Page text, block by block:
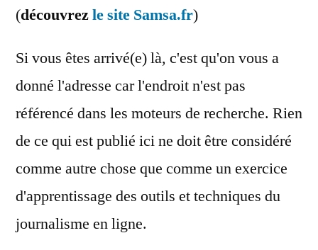
(découvrezle site Samsa.fr)
Si vous êtes arrivé(e) là, c'est qu'on vous a
donné l'adresse car l'endroit n'est pas
référencé dans les moteurs de recherche. Rien
de ce qui est publié ici ne doit être considéré
comme autre chose que comme un exercice
d'apprentissage des outils et techniques du
journalisme en ligne.